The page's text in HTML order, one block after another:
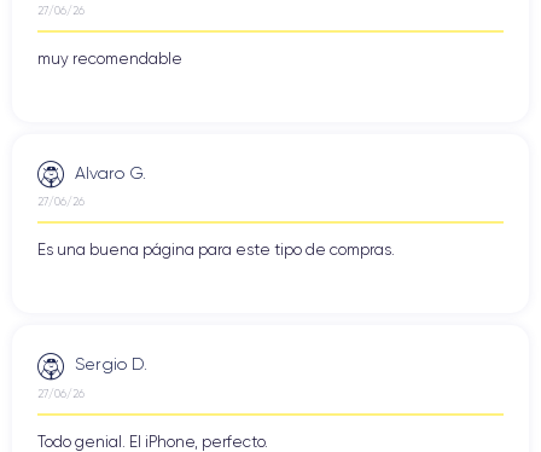
27/06/26
muy recomendable
Alvaro G.
27/06/26
Es una buena página para este tipo de compras.
Sergio D.
27/06/26
Todo genial. El iPhone, perfecto.